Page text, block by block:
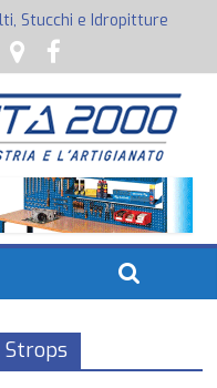
Stucchi e Idropitture
pneumatica
professionali a batteria